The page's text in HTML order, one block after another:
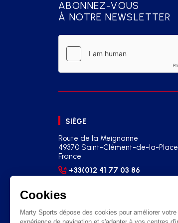
ABONNEZ-VOUS
À NOTRE NEWSLETTER
SIÈGE
Route de la Meignanne
49370 Saint-Clément-de-la-Place
France
+33(0)2 41 77 03 86